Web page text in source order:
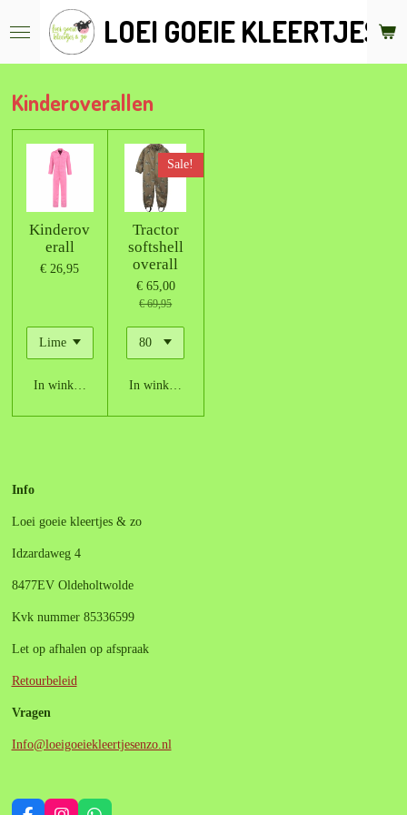
direct
hoofdinhoud
LOEI GOEIE KLEERTJES
Kinderoverallen
Kinderov
erall
€ 26,95
In winkelwagen
Sale!
Tractor
softshell
overall
€ 65,00
€ 69,95
In winkelwagen
Info
Loei goeie kleertjes & zo
Idzardaweg 4
8477EV Oldeholtwolde
Kvk nummer 85336599
Let op afhalen op afspraak
Retourbeleid
Vragen
Info@loeigoeiekleertjesenzo.nl